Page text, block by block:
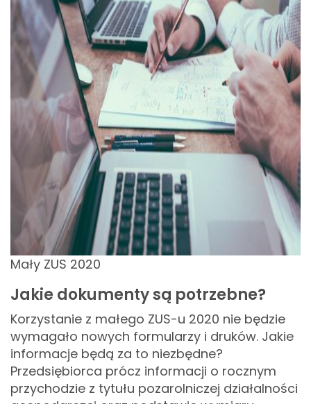
Mały ZUS 2020
Jakie dokumenty są potrzebne?
Korzystanie z małego ZUS-u 2020 nie będzie
wymagało nowych formularzy i druków. Jakie
informacje będą za to niezbędne?
Przedsiębiorca prócz informacji o rocznym
przychodzie z tytułu pozarolniczej działalności